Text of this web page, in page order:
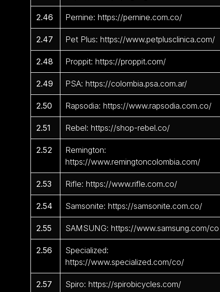
2.46 Pernine: https://pernine.com.co/
2.47 Pet Plus: https://www.petplusclinica.com/
2.48 Proppit: https://proppit.com/
2.49 PSA: https://colombia.psa.com.ar/
2.50 Rapsodia: https://www.rapsodia.com.co/
2.51 Rebel: https://shop-rebel.co/
2.52
Remington:
https://www.remingtoncolombia.com/
2.53 Rifle: https://www.rifle.com.co/
2.54 Samsonite: https://samsonite.com.co/
2.55 SAMSUNG: https://www.samsung.com/co
2.56
Specialized:
https://www.specialized.com/co/
2.57 Spiro: https://spirobicycles.com/